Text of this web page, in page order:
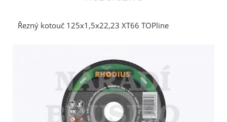
Řezný kotouč 125x1,5x22,23 XT66 TOPline